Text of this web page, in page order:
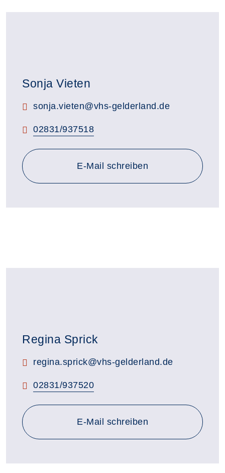
Sonja Vieten
E-Mail:
sonja.vieten@vhs-gelderland.de
Telefon:
02831/937518
E-Mail schreiben
Regina Sprick
E-Mail:
regina.sprick@vhs-gelderland.de
Telefon:
02831/937520
E-Mail schreiben